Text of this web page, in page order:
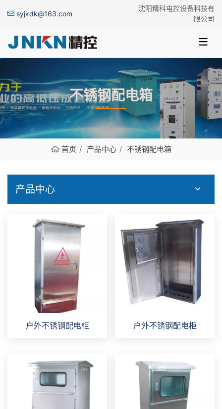
syjkdk@163.com
沈阳精科电控设备科技有
限公司
不锈钢配电箱
首页 产品中心 不锈钢配电箱
产品中心
户外不锈钢配电柜 户外不锈钢配电柜